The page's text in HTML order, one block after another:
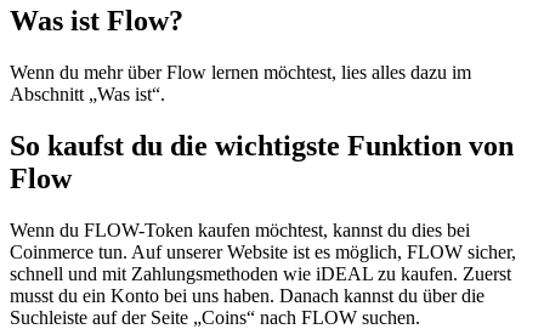
Was ist Flow?
Wenn du mehr über Flow lernen möchtest, lies alles dazu im
Abschnitt „Was ist“.
So kaufst du die wichtigste Funktion von
Flow
Wenn du FLOW-Token kaufen möchtest, kannst du dies bei
Coinmerce tun. Auf unserer Website ist es möglich, FLOW sicher,
schnell und mit Zahlungsmethoden wie iDEAL zu kaufen. Zuerst
musst du ein Konto bei uns haben. Danach kannst du über die
Suchleiste auf der Seite „Coins“ nach FLOW suchen.